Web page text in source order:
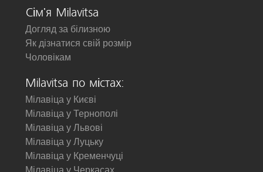
Сім'я Milavitsa
Догляд за білизною
Як дізнатися свій розмір
Чоловікам
Milavitsa по містах:
Мілавіца у Києві
Мілавіца у Тернополі
Мілавіца у Львові
Мілавіца у Луцьку
Мілавіца у Кременчуці
Мілавіца у Черкасах